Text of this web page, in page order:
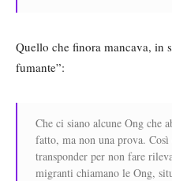
Quello che finora mancava, in
fumante”:
Che ci siano alcune Ong che
fatto, ma non una prova.
transponder per non fare
migranti chiamano le Ong,